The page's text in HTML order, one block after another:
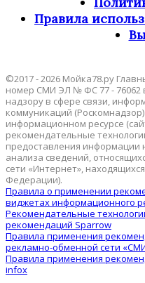
Правила
©2017 - 2026 Мойка78.ру
номер СМИ ЭЛ № ФС 77 - 76062
надзору в сфере связи,
коммуникаций
информационном ресурсе
рекомендательные
предоставления информации
анализа сведений,
сети «Интернет»,
Федерации).
Правила о применении
виджетах информационного
Рекомендательные
рекомендаций Sparrow
Правила применения
рекламно-обменной сети
Правила применения
infox